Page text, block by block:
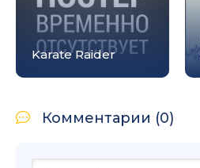
Karate Raider
Комментарии (0)